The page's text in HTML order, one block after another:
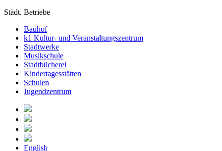
Städt. Betriebe
Bauhof
k1 Kultur- und Veranstaltungszentrum
Stadtwerke
Musikschule
Stadtbücherei
Kindertagesstätten
Schulen
Jugendzentrum
English